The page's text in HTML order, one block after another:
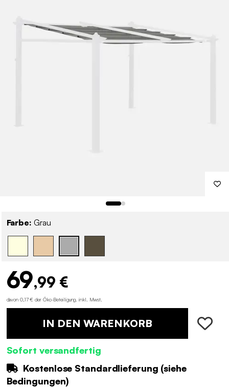
Farbe: Grau
69,99 €
davon 0,17 € der Öko-Beteiligung inkl. Mwst.
IN DEN WARENKORB
Sofort versandfertig
Kostenlose Standardlieferung (siehe
Bedingungen)